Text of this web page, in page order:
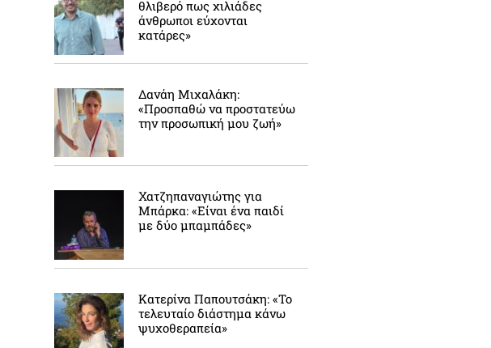
θλιβερό πως χιλιάδες
άνθρωποι εύχονται
κατάρες»
Δανάη Μιχαλάκη:
«Προσπαθώ να προστατεύω
την προσωπική μου ζωή»
Χατζηπαναγιώτης για
Μπάρκα: «Είναι ένα παιδί
με δύο μπαμπάδες»
Κατερίνα Παπουτσάκη: «Το
τελευταίο διάστημα κάνω
ψυχοθεραπεία»